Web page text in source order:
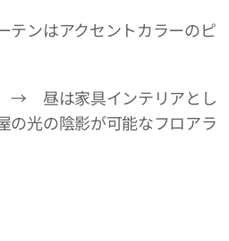
ンはアクセントカラーのピ
→ 昼は家具インテリアとし
の光の陰影が可能なフロアラ